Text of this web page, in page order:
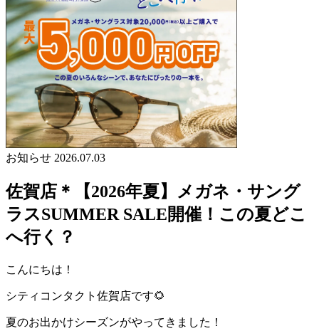
お知らせ 2026.07.03
佐賀店＊【2026年夏】メガネ・サング
ラスSUMMER SALE開催！この夏どこ
へ行く？
こんにちは！
シティコンタクト佐賀店です🌻
夏のお出かけシーズンがやってきました！